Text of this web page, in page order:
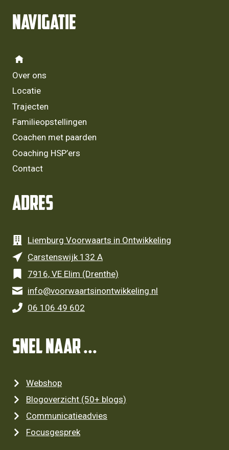
Navigatie
Over ons
Locatie
Trajecten
Familieopstellingen
Coachen met paarden
Coaching HSP’ers
Contact
Adres
Liemburg Voorwaarts in Ontwikkeling
Carstenswijk 132 A
7916, VE Elim (Drenthe)
info@voorwaartsinontwikkeling.nl
06 106 49 602
SNEL NAAR ...
Webshop
Blogoverzicht (50+ blogs)
Communicatieadvies
Focusgesprek